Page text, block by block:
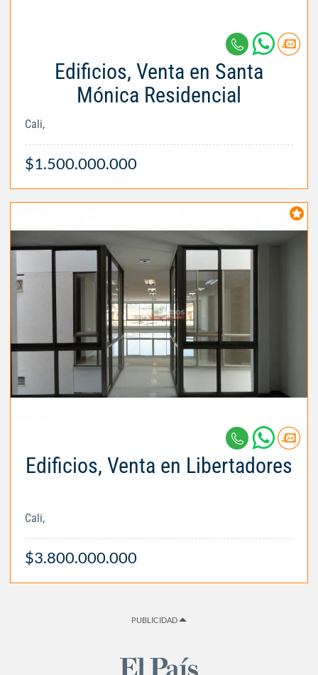
Edificios, Venta en Santa
Mónica Residencial
Cali,
$1.500.000.000
Edificios, Venta en Libertadores
Cali,
$3.800.000.000
PUBLICIDAD